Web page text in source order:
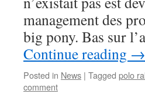
management des
big pony. Bas sur
Continue reading →
Posted in News | Tagged polo
comment